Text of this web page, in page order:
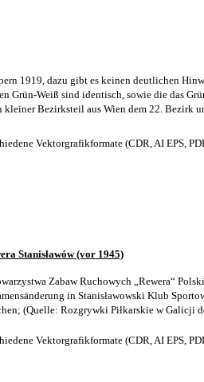
1919, dazu gibt es keinen deutlichen
Grün-Weiß sind identisch, sowie die das
kleiner Bezirksteil aus Wien dem 22. Bezirk
Vektorgrafikformate (CDR, AI EPS,
Stanisławów (vor 1945)
Zabaw Ruchowych „Rewera“
in Stanisławowski Klub
(Quelle: Rozgrywki Piłkarskie w Galicji
Vektorgrafikformate (CDR, AI EPS,